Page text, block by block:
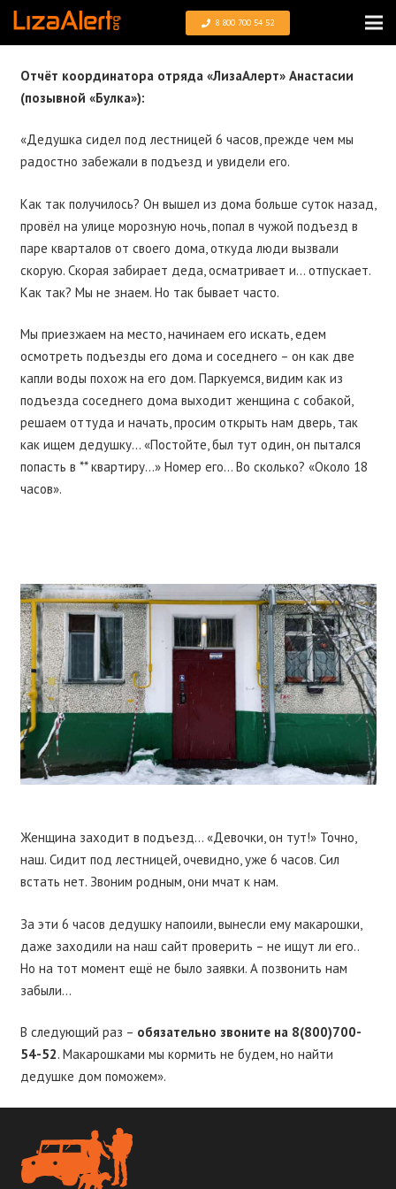
8 800 700 54 52
Отчёт координатора отряда «ЛизаАлерт» Анастасии
(позывной «Булка»):
«Дедушка сидел под лестницей 6 часов, прежде чем мы
радостно забежали в подъезд и увидели его.
Как так получилось? Он вышел из дома больше суток назад,
провёл на улице морозную ночь, попал в чужой подъезд в
паре кварталов от своего дома, откуда люди вызвали
скорую. Скорая забирает деда, осматривает и… отпускает.
Как так? Мы не знаем. Но так бывает часто.
Мы приезжаем на место, начинаем его искать, едем
осмотреть подъезды его дома и соседнего – он как две
капли воды похож на его дом. Паркуемся, видим как из
подъезда соседнего дома выходит женщина с собакой,
решаем оттуда и начать, просим открыть нам дверь, так
как ищем дедушку… «Постойте, был тут один, он пытался
попасть в ** квартиру…» Номер его… Во сколько? «Около 18
часов».
Женщина заходит в подъезд… «Девочки, он тут!» Точно,
наш. Сидит под лестницей, очевидно, уже 6 часов. Сил
встать нет. Звоним родным, они мчат к нам.
За эти 6 часов дедушку напоили, вынесли ему макарошки,
даже заходили на наш сайт проверить – не ищут ли его..
Но на тот момент ещё не было заявки. А позвонить нам
забыли…
В следующий раз – обязательно звоните на 8(800)700-
54-52. Макарошками мы кормить не будем, но найти
дедушке дом поможем».